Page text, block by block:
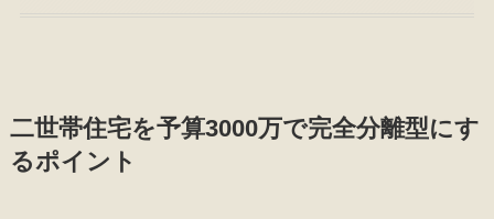
二世帯住宅を予算3000万で完全分離型にす
るポイント